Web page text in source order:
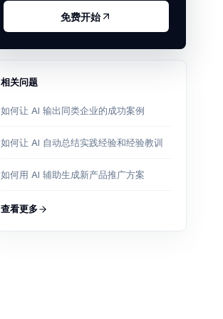
免费开始
相关问题
如何让 AI 输出同类企业的成功案例
如何让 AI 自动总结实践经验和经验教训
如何用 AI 辅助生成新产品推广方案
查看更多